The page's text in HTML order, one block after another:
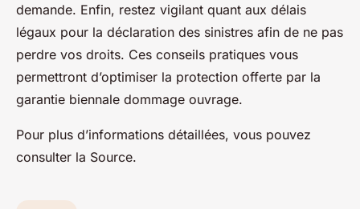
demande. Enfin, restez vigilant quant aux délais
légaux pour la déclaration des sinistres afin de ne pas
perdre vos droits. Ces conseils pratiques vous
permettront d’optimiser la protection offerte par la
garantie biennale dommage ouvrage.
Pour plus d’informations détaillées, vous pouvez
consulter la Source.